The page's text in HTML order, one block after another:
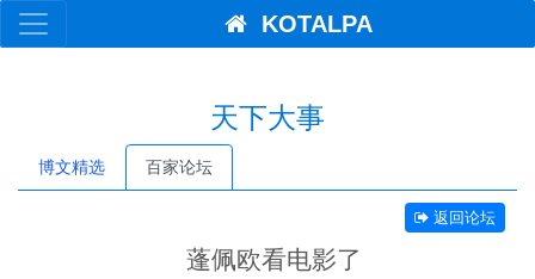
KOTALPA
天下大事
博文精选 百家论坛
返回论坛
蓬佩欧看电影了